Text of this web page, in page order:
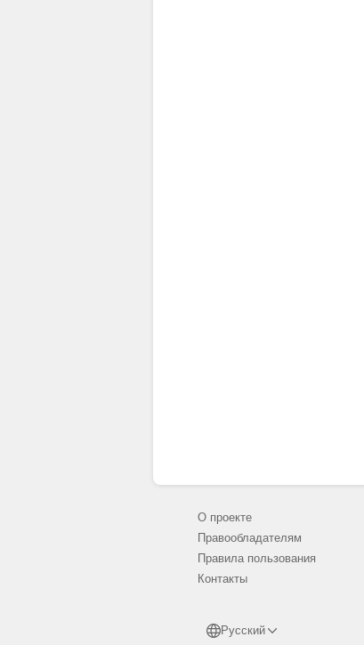
О проекте
Правообладателям
Правила пользования
Контакты
Русский